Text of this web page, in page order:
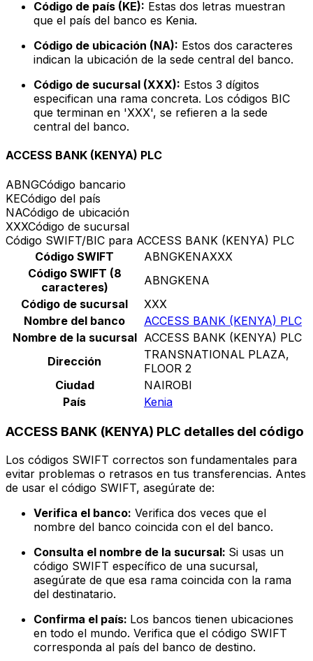
Código de país (KE): Estas dos letras muestran
que el país del banco es Kenia.
Código de ubicación (NA): Estos dos caracteres
indican la ubicación de la sede central del banco.
Código de sucursal (XXX): Estos 3 dígitos
especifican una rama concreta. Los códigos BIC
que terminan en 'XXX', se refieren a la sede
central del banco.
ACCESS BANK (KENYA) PLC
ABNGCódigo bancario
KECódigo del país
NACódigo de ubicación
XXXCódigo de sucursal
Código SWIFT/BIC para ACCESS BANK (KENYA) PLC
Código SWIFT
ABNGKENAXXX
Código SWIFT (8
caracteres)
ABNGKENA
Código de sucursal
XXX
Nombre del banco
ACCESS BANK (KENYA) PLC
Nombre de la sucursal ACCESS BANK (KENYA) PLC
Dirección
TRANSNATIONAL PLAZA,
FLOOR 2
Ciudad
NAIROBI
País
Kenia
ACCESS BANK (KENYA) PLC detalles del código
Los códigos SWIFT correctos son fundamentales para
evitar problemas o retrasos en tus transferencias. Antes
de usar el código SWIFT, asegúrate de:
Verifica el banco: Verifica dos veces que el
nombre del banco coincida con el del banco.
Consulta el nombre de la sucursal: Si usas un
código SWIFT específico de una sucursal,
asegúrate de que esa rama coincida con la rama
del destinatario.
Confirma el país: Los bancos tienen ubicaciones
en todo el mundo. Verifica que el código SWIFT
corresponda al país del banco de destino.